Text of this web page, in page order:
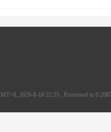
2026-8-10 22:55 , Processed in